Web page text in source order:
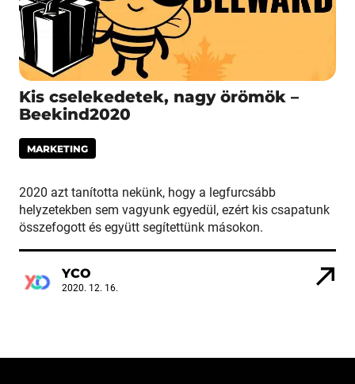
Kis cselekedetek, nagy örömök –
Beekind2020
MARKETING
2020 azt tanította nekünk, hogy a legfurcsább
helyzetekben sem vagyunk egyedül, ezért kis csapatunk
összefogott és együtt segítettünk másokon.
YCO
2020. 12. 16.